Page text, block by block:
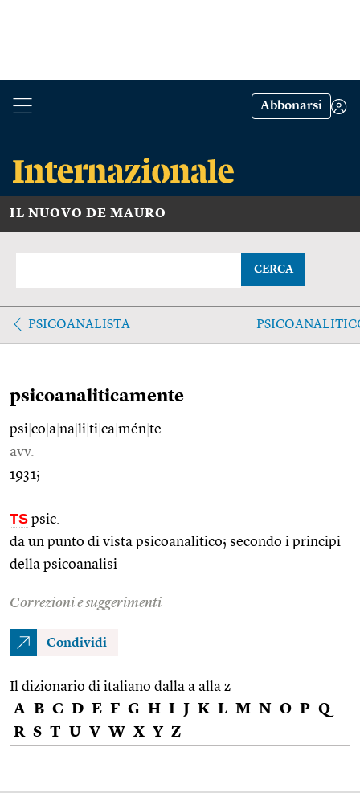
Abbonarsi
IL NUOVO DE MAURO
CERCA
PSICOANALISTA
psicoanaliticamente
psi co a na li ti ca mén te
avv.
1931;
TS psic.
da un punto di vista psicoanalitico; secondo i principi
della psicoanalisi
Correzioni e suggerimenti
Condividi
Il dizionario di italiano dalla a alla z
A B C D E F G H I J K L M N O P Q
R S T U V W X Y Z